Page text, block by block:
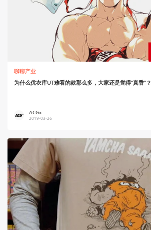
聊聊产业
为什么优衣库UT难看的款那么多，大家还是觉得“真香”？
ACGx
2019-03-26